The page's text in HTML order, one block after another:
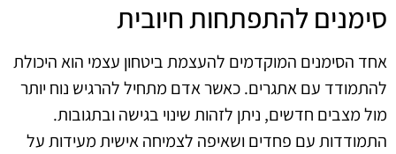
סימנים להתפתחות חיובית
אחד הסימנים המוקדמים להעצמת ביטחון עצמי הוא היכולת
להתמודד עם אתגרים. כאשר אדם מתחיל להרגיש נוח יותר
מול מצבים חדשים, ניתן לזהות שינוי בגישה ובתגובות.
התמודדות עם פחדים ושאיפה לצמיחה אישית מעידות על